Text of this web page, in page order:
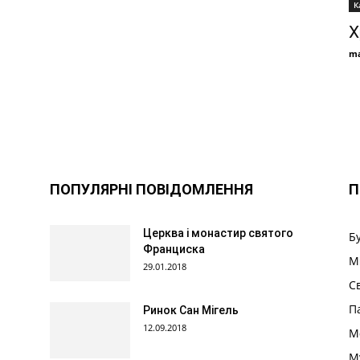
ПОПУЛЯРНІ ПОВІДОМЛЕННЯ
Церква і монастир святого
Франциска
29.01.2018
Ринок Сан Мігель
12.09.2018